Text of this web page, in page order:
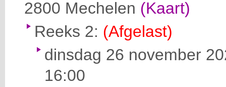
2800 Mechelen (Kaart)
Reeks 2: (Afgelast)
dinsdag 26 november
16:00